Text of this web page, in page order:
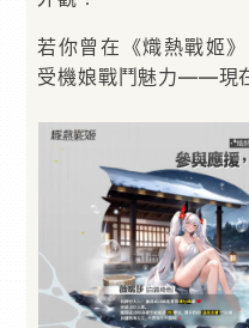
若你曾在《熾熱戰姬
受機娘戰鬥魅力——現